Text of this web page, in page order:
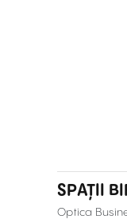
SPAȚII
Optica